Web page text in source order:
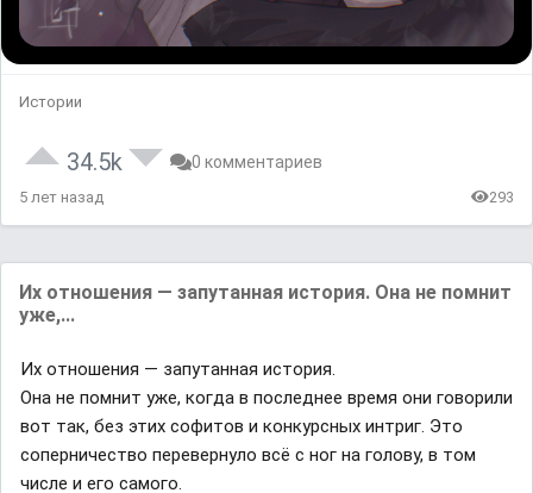
Истории
34.5k 0 комментариев
5 лет назад 293
Их отношения — запутанная история. Она не помнит
уже,...
Их отношения — запутанная история.
Она не помнит уже, когда в последнее время они говорили
вот так, без этих софитов и конкурсных интриг. Это
соперничество перевернуло всё с ног на голову, в том
числе и его самого.